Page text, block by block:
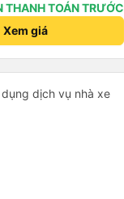
THANH TOÁN TRƯỚC
Xem giá
dịch vụ nhà xe